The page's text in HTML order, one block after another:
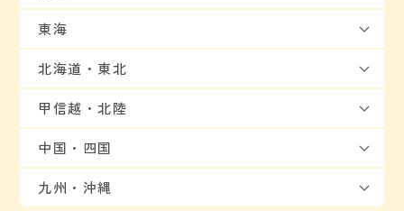
東海
北海道・東北
甲信越・北陸
中国・四国
九州・沖縄